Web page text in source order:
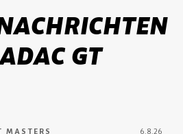
GT
MASTERS 6.8.26